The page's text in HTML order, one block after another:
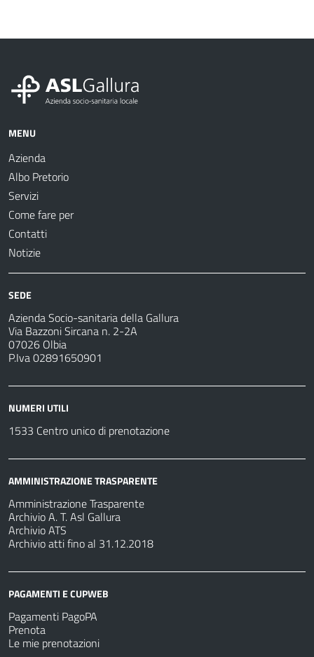
MENU
Azienda
Albo Pretorio
Servizi
Come fare per
Contatti
Notizie
SEDE
Azienda Socio-sanitaria della Gallura
Via Bazzoni Sircana n. 2-2A
07026 Olbia
P.Iva 02891650901
NUMERI UTILI
1533 Centro unico di prenotazione
AMMINISTRAZIONE TRASPARENTE
Amministrazione Trasparente
Archivio A. T. Asl Gallura
Archivio ATS
Archivio atti fino al 31.12.2018
PAGAMENTI E CUPWEB
Pagamenti PagoPA
Prenota
Le mie prenotazioni